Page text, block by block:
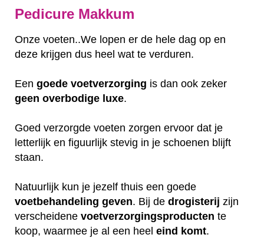
Pedicure Makkum
Onze voeten..We lopen er de hele dag op en
deze krijgen dus heel wat te verduren.
Een goede voetverzorging is dan ook zeker
geen overbodige luxe.
Goed verzorgde voeten zorgen ervoor dat je
letterlijk en figuurlijk stevig in je schoenen blijft
staan.
Natuurlijk kun je jezelf thuis een goede
voetbehandeling geven. Bij de drogisterij zijn
verscheidene voetverzorgingsproducten te
koop, waarmee je al een heel eind komt.